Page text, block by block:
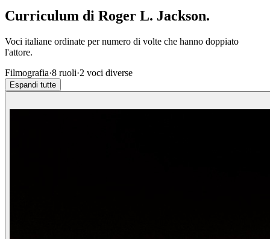
Curriculum di Roger L. Jackson.
Voci italiane ordinate per numero di volte che hanno doppiato
l'attore.
Filmografia·8 ruoli·2 voci diverse
Espandi tutte